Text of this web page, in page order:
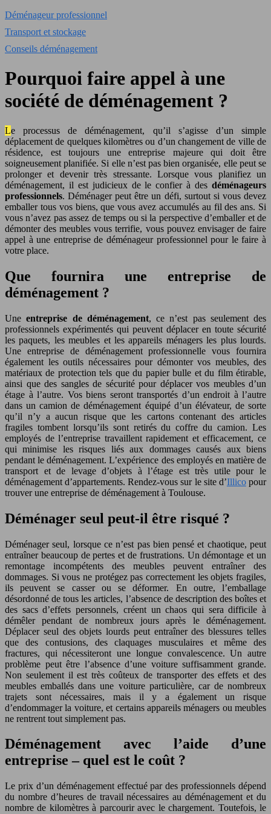
Déménageur professionnel
Transport et stockage
Conseils déménagement
Pourquoi faire appel à une
société de déménagement ?
Le processus de déménagement, qu’il s’agisse d’un simple
déplacement de quelques kilomètres ou d’un changement de ville de
résidence, est toujours une entreprise majeure qui doit être
soigneusement planifiée. Si elle n’est pas bien organisée, elle peut se
prolonger et devenir très stressante. Lorsque vous planifiez un
déménagement, il est judicieux de le confier à des déménageurs
professionnels. Déménager peut être un défi, surtout si vous devez
emballer tous vos biens, que vous avez accumulés au fil des ans. Si
vous n’avez pas assez de temps ou si la perspective d’emballer et de
démonter des meubles vous terrifie, vous pouvez envisager de faire
appel à une entreprise de déménageur professionnel pour le faire à
votre place.
Que fournira une entreprise de
déménagement ?
Uneentreprise de déménagement, ce n’est pas seulement des
professionnels expérimentés qui peuvent déplacer en toute sécurité
les paquets, les meubles et les appareils ménagers les plus lourds.
Une entreprise de déménagement professionnelle vous fournira
également les outils nécessaires pour démonter vos meubles, des
matériaux de protection tels que du papier bulle et du film étirable,
ainsi que des sangles de sécurité pour déplacer vos meubles d’un
étage à l’autre. Vos biens seront transportés d’un endroit à l’autre
dans un camion de déménagement équipé d’un élévateur, de sorte
qu’il n’y a aucun risque que les cartons contenant des articles
fragiles tombent lorsqu’ils sont retirés du coffre du camion. Les
employés de l’entreprise travaillent rapidement et efficacement, ce
qui minimise les risques liés aux dommages causés aux biens
pendant le déménagement. L’expérience des employés en matière de
transport et de levage d’objets à l’étage est très utile pour le
déménagement d’appartements. Rendez-vous sur le site d’Illicopour
trouver une entreprise de déménagement à Toulouse.
Déménager seul peut-il être risqué ?
Déménager seul, lorsque ce n’est pas bien pensé et chaotique, peut
entraîner beaucoup de pertes et de frustrations. Un démontage et un
remontage incompétents des meubles peuvent entraîner des
dommages. Si vous ne protégez pas correctement les objets fragiles,
ils peuvent se casser ou se déformer. En outre, l’emballage
désordonné de tous les articles, l’absence de description des boîtes et
des sacs d’effets personnels, créent un chaos qui sera difficile à
démêler pendant de nombreux jours après le déménagement.
Déplacer seul des objets lourds peut entraîner des blessures telles
que des contusions, des claquages musculaires et même des
fractures, qui nécessiteront une longue convalescence. Un autre
problème peut être l’absence d’une voiture suffisamment grande.
Non seulement il est très coûteux de transporter des effets et des
meubles emballés dans une voiture particulière, car de nombreux
trajets sont nécessaires, mais il y a également un risque
d’endommager la voiture, et certains appareils ménagers ou meubles
ne rentrent tout simplement pas.
Déménagement avec l’aide d’une
entreprise – quel est le coût ?
Le prix d’un déménagement effectué par des professionnels dépend
du nombre d’heures de travail nécessaires au déménagement et du
nombre de kilomètres à parcourir avec le chargement. Toutefois, le